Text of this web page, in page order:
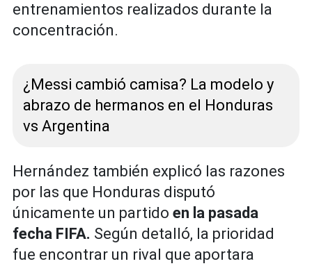
entrenamientos realizados durante la
concentración.
¿Messi cambió camisa? La modelo y
abrazo de hermanos en el Honduras
vs Argentina
Hernández también explicó las razones
por las que Honduras disputó
únicamente un partido en la pasada
fecha FIFA. Según detalló, la prioridad
fue encontrar un rival que aportara